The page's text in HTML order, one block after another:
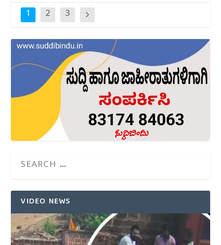
1 2 3
VIDEO NEWS